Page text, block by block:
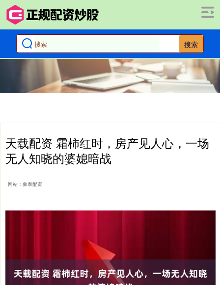
搜索
天载配资 霜柿红时，房产见人心，一场
无人知晓的婆媳暗战
网站：象泰配资